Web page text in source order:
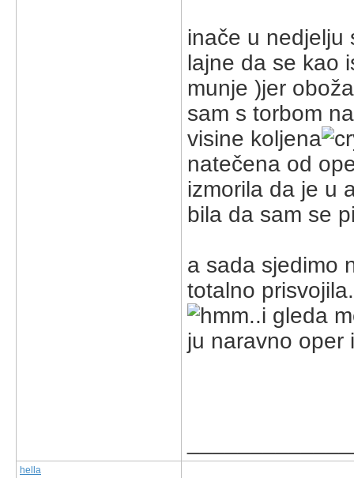
inače u nedjelju
lajne da se kao
munje )jer
sam s torbom
visine koljena
natečena od
izmorila da je u
bila da sam se
a sada sjedimo
totalno
..i gleda
ju naravno
hella